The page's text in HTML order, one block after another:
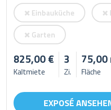
Einbauküche
Garten
825,00 €
Kaltmiete
3
Zi.
75,00
Fläche
EXPOSÉ